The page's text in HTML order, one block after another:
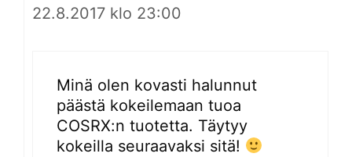
22.8.2017 klo 23:00
Minä olen kovasti halunnut
päästä kokeilemaan tuoa
COSRX:n tuotetta. Täytyy
kokeilla seuraavaksi sitä!